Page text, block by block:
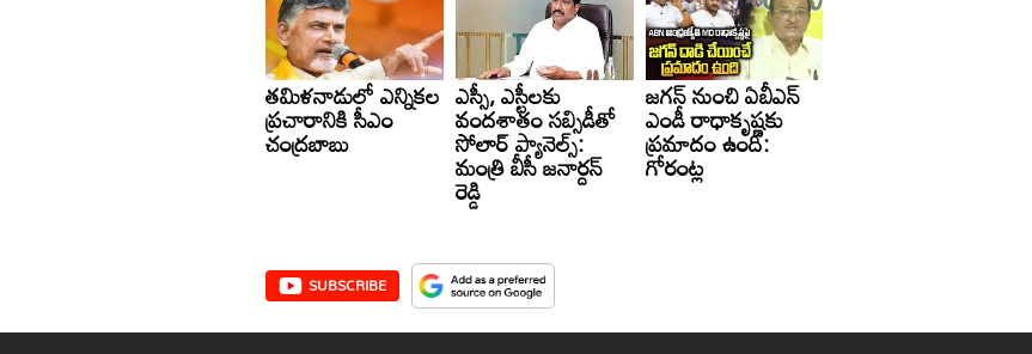
తమిళనాడులో ఎన్నికల
ప్రచారానికి సీఎం
చంద్రబాబు
ఎస్సీ, ఎస్టీలకు
వందశాతం సబ్సిడీతో
సోలార్ ప్యానెల్స్:
మంత్రి బీసీ జనార్దన్
రెడ్డి
జగన్‌ నుంచి ఏబీఎన్
ఎండీ రాధాకృష్ణకు
ప్రమాదం ఉంది:
గోరంట్ల
SUBSCRIBE